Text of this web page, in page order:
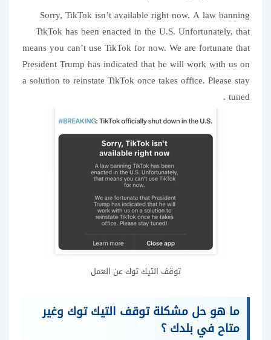
Sorry, TikTok isn’t available right now. A law banning
TikTok has been enacted in the U.S. Unfortunately, that
means you can’t use TikTok for now. We are fortunate that
President Trump has indicated that he will work with us on
a solution to reinstate TikTok once takes office. Please stay
tuned .
توقف التيك توك عن العمل
ما هو حل مشكلة توقف التيك توك وغير
متاح في بلدك ؟